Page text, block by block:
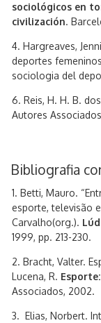
sociológicos en
civilización.
4. Hargreaves,
deportes
sociologia del
6. Reis, H. H. B. dos
Autores
Bibliografia
1. Betti, Mauro.
esporte, televisão
Carvalho(org.).
1999, pp. 213-230.
2. Bracht, Valter.
Lucena, R.
Associados, 2002.
3. Elias, Norbert.